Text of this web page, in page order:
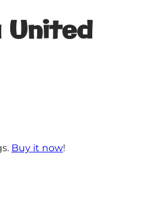
United
Buy it now!